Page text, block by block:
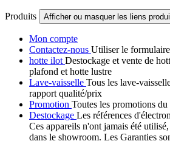
Produits Afficher ou masquer les liens
Mon compte
Contactez-nous Utiliser le
hotte ilot Destockage et vente de
plafond et hotte lustre
Lave-vaisselle Tous les lave-
rapport qualité/prix
Promotion Toutes les promotions du
Destockage Les références
Ces appareils n'ont jamais été
dans le showroom. Les Garanties